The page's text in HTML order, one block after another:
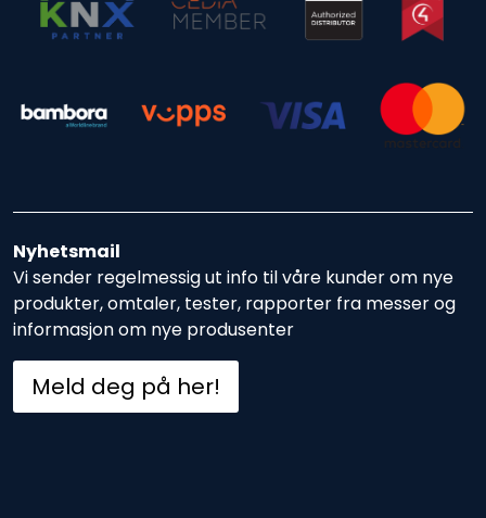
Nyhetsmail
Vi sender regelmessig ut info til våre kunder om nye
produkter, omtaler, tester, rapporter fra messer og
informasjon om nye produsenter
Meld deg på her!